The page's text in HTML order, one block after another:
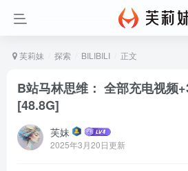
芙莉妹 探索 BILIBILI 正文
B站马林思维： 全部充电视频
[48.8G]
芙妹
2025年3月20日更新